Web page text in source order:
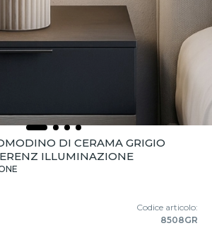
DI CERAMA GRIGIO
ILLUMINAZIONE
Codice articolo:
8508GR